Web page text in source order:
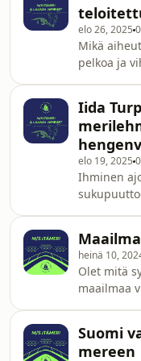
kotijokeen
löytyy
kalastaja
Peltola
elo 26, 2025
Mikä
pelkoa ja
rantojen
vainon
Iida
elo 19, 2025
Ihminen
tiennyt
Stellerin
ihmisestä
pystynyt
heinä 10,
Olet mitä
maailmaa
toisensa
Suomi
mereen